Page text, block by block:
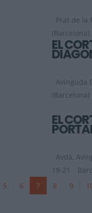
Prat de la
(Barcelona)
EL
Avinguda
(Barcelona)
EL
Avda,
19-21
5 6 7 8 9